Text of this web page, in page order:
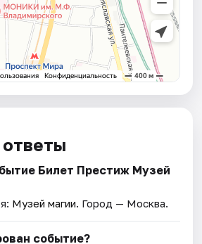
Билет Престиж Музей
Музей магии. Город — Москва.
событие?